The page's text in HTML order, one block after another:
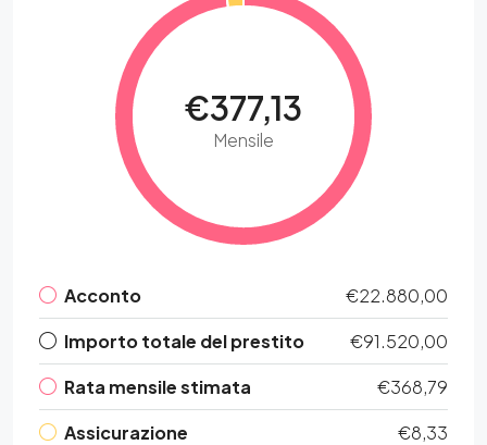
€377,13
Mensile
Acconto
€22.880,00
Importo totale del prestito
€91.520,00
Rata mensile stimata
€368,79
Assicurazione
€8,33